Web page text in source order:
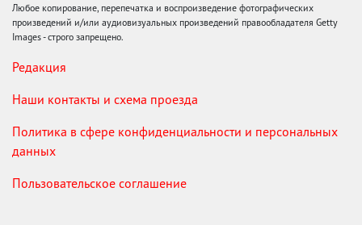
Любое копирование, перепечатка и воспроизведение фотографических
произведений и/или аудиовизуальных произведений правообладателя Getty
Images - строго запрещено.
Редакция
Наши контакты и схема проезда
Политика в сфере конфиденциальности и персональных
данных
Пользовательское соглашение